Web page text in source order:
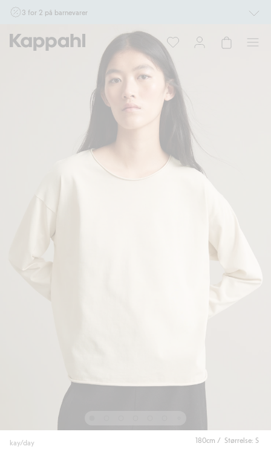
3 for 2 på barnevarer
Ikke Newbie. Gjelder når du handler 2 eller flere varer som inngår i tilbudet tom.
17/8 i butikk & online for deg som er eller blir medlem. Kan ikke kombineres med
andre tilbud eller rabatter.
Handle nå
180cm / Størrelse: S
kay/day